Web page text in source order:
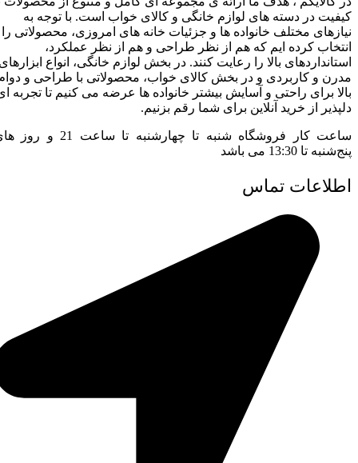
کیفیت در دسته های لوازم خانگی و کالای خواب است. با توجه به
نیازهای مختلف خانواده ها و جزئیات خانه های امروزی، محصولاتی را
انتخاب کرده ایم که هم از نظر طراحی و هم از نظر عملکرد،
استانداردهای بالا را رعایت کنند. در بخش لوازم خانگی، انواع
مدرن و کاربردی و در بخش کالای خواب، محصولاتی با طراحی و
بالا برای راحتی و آسایش بیشتر خانواده ها عرضه می کنیم تا تجربه
دلپذیر از خرید آنلاین برای شما رقم بزنیم.
ساعت کار فروشگاه شنبه تا چهارشنبه تا ساعت 21 و
پنج‌شنبه تا 13:30 می باشد ​
اطلاعات تماس